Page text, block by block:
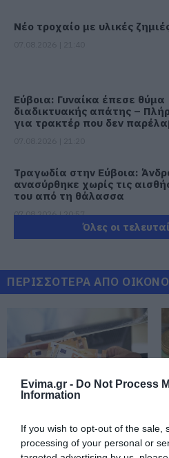
Evima.gr - Do Not Process
Information
If you wish to opt-out of the sale,
processing of your personal or
Νέο τροχαίο με υλικές
Εύβοια: Γυναίκα έπεσε θύμα
διαδικτυακής απάτης –
για τρακτέρ που δεν
Τραγωδία στην Εύβοια:
ανασύρθηκε χωρίς τις
του από τη θάλασσα
07.08.2026 | 20:57
Ποιοι και γιατί θα πάρουν
διπλάσια σύνταξη τον
07.08.2026 | 20:20
Δείτε τι έκανε Δήμος της
για τις φωτιές
Όλες οι
ΠΕΡΙΣΣΟΤΕΡΑ ΑΠΟ
Ποιοι και γιατί θα
πάρουν διπλάσια
σύνταξη τον Αύγουστο